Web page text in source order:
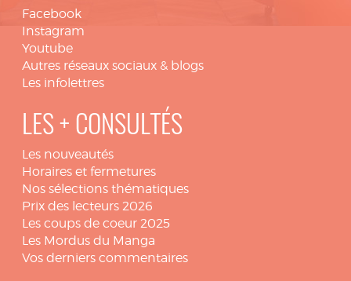
Facebook
Instagram
Youtube
Autres réseaux sociaux & blogs
Les infolettres
LES + CONSULTÉS
Les nouveautés
Horaires et fermetures
Nos sélections thématiques
Prix des lecteurs 2026
Les coups de coeur 2025
Les Mordus du Manga
Vos derniers commentaires